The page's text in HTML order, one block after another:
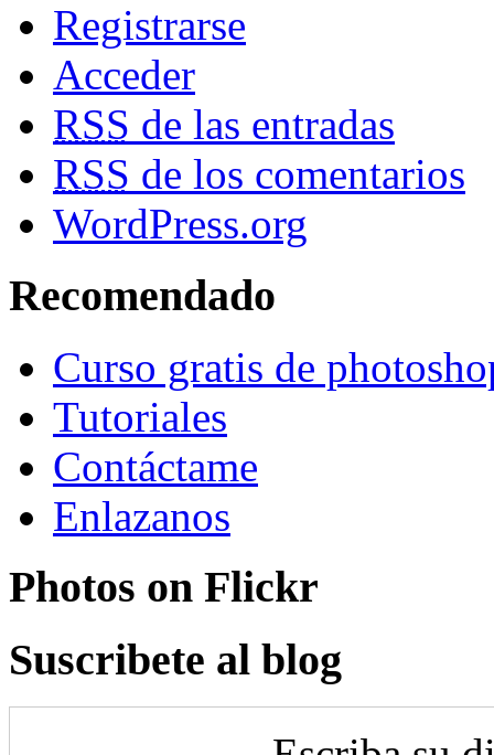
Registrarse
Acceder
RSS de las entradas
RSS de los comentarios
WordPress.org
Recomendado
Curso gratis de
Tutoriales
Contáctame
Enlazanos
Photos on Flickr
Suscribete al blog